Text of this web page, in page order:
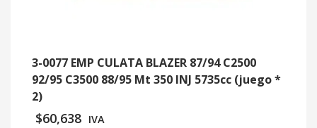
3-0077 EMP CULATA BLAZER 87/94 C2500
92/95 C3500 88/95 Mt 350 INJ 5735cc (juego *
2)
$60,638 IVA